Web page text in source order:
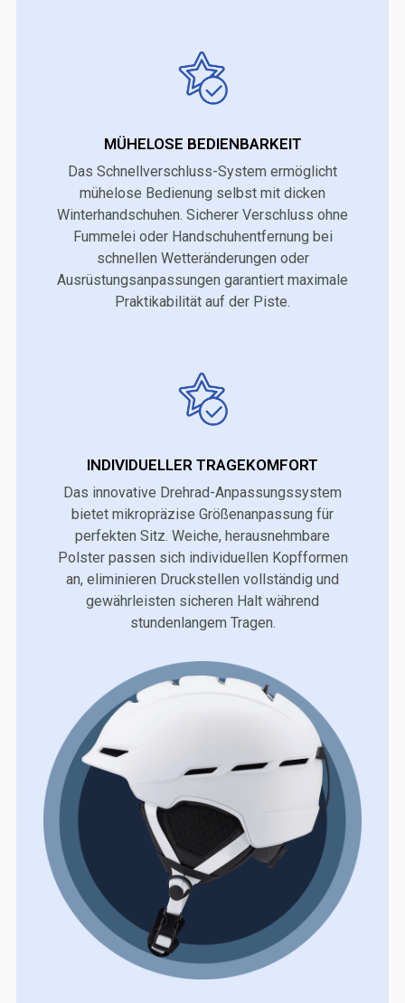
MÜHELOSE BEDIENBARKEIT
Das Schnellverschluss-System ermöglicht
mühelose Bedienung selbst mit dicken
Winterhandschuhen. Sicherer Verschluss ohne
Fummelei oder Handschuhentfernung bei
schnellen Wetteränderungen oder
Ausrüstungsanpassungen garantiert maximale
Praktikabilität auf der Piste.
INDIVIDUELLER TRAGEKOMFORT
Das innovative Drehrad-Anpassungssystem
bietet mikropräzise Größenanpassung für
perfekten Sitz. Weiche, herausnehmbare
Polster passen sich individuellen Kopfformen
an, eliminieren Druckstellen vollständig und
gewährleisten sicheren Halt während
stundenlangem Tragen.